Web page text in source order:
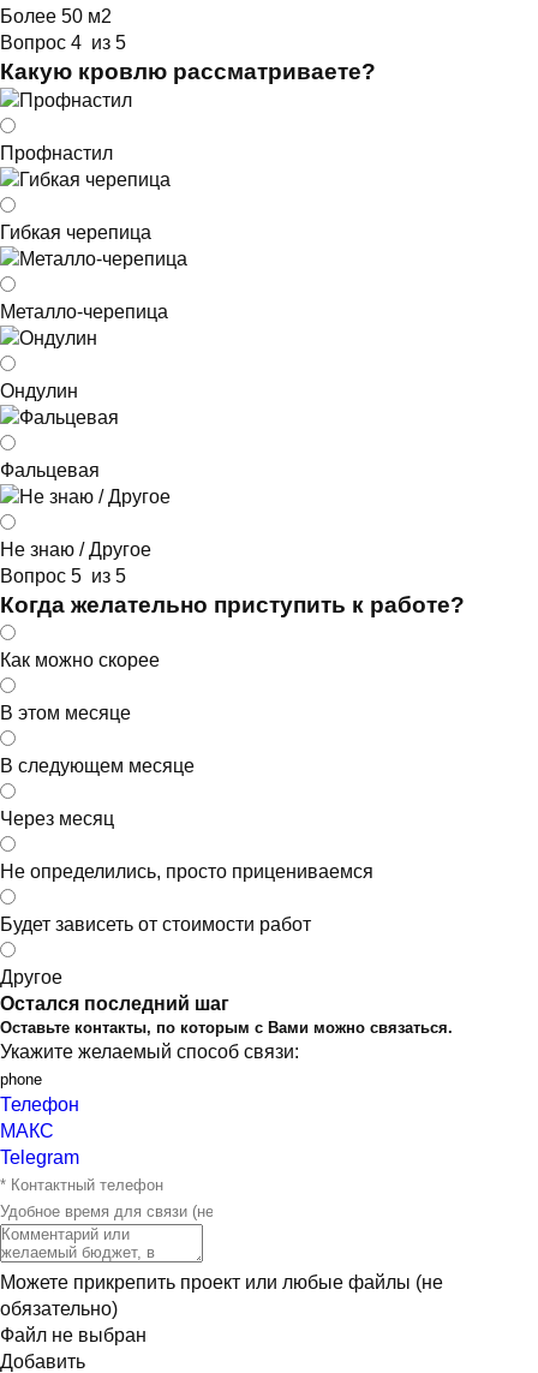
Более 50 м2
Вопрос 4 из 5
Какую кровлю рассматриваете?
Профнастил
Гибкая черепица
Металло-черепица
Ондулин
Фальцевая
Не знаю / Другое
Вопрос 5 из 5
Когда желательно приступить к работе?
Как можно скорее
В этом месяце
В следующем месяце
Через месяц
Не определились, просто прицениваемся
Будет зависеть от стоимости работ
Другое
Остался последний шаг
Оставьте контакты, по которым с Вами можно связаться.
Укажите желаемый способ связи:
Телефон
МАКС
Telegram
Можете прикрепить проект или любые файлы (не
обязательно)
Файл не выбран
Добавить